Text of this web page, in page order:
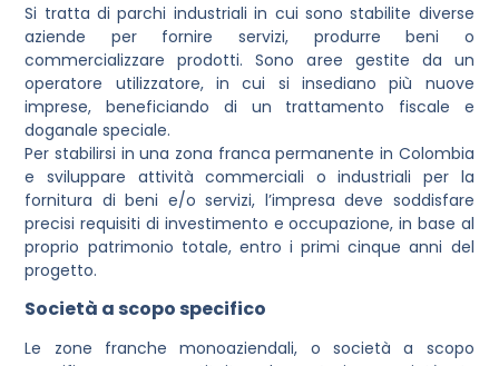
Si tratta di parchi industriali in cui sono stabilite diverse
aziende per fornire servizi, produrre beni o
commercializzare prodotti. Sono aree gestite da un
operatore utilizzatore, in cui si insediano più nuove
imprese, beneficiando di un trattamento fiscale e
doganale speciale.
Per stabilirsi in una zona franca permanente in Colombia
e sviluppare attività commerciali o industriali per la
fornitura di beni e/o servizi, l’impresa deve soddisfare
precisi requisiti di investimento e occupazione, in base al
proprio patrimonio totale, entro i primi cinque anni del
progetto.
Società a scopo specifico
Le zone franche monoaziendali, o società a scopo